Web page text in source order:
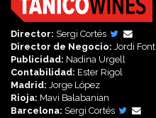
Director: Sergi Cortés
Director de Negocio: Jordi Font
Publicidad: Nadina Urgell
Contabilidad: Ester Rigol
Madrid: Jorge López
Rioja: Mavi Balabanian
Barcelona: Sergi Cortés